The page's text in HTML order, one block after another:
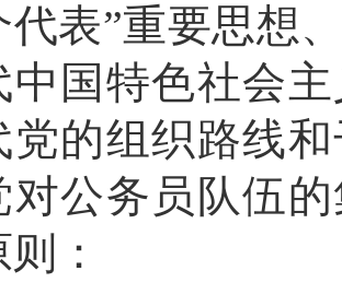
代表”重要思想
中国特色社会
党的组织路线
对公务员队伍
则：